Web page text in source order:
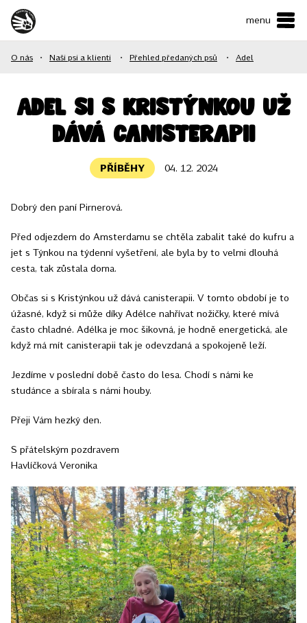
menu
O NÁS
NAŠE SLUŽBY
JAK MŮŽETE POMOCI?
Podpořit
O nás • Naši psi a klienti • Přehled předaných psů • Adel
Adel si s Kristýnkou už
dává canisterapii
PŘÍBĚHY 04. 12. 2024
Dobrý den paní Pirnerová.
Před odjezdem do Amsterdamu se chtěla zabalit také do kufru a
jet s Týnkou na týdenní vyšetření, ale byla by to velmi dlouhá
cesta, tak zůstala doma.
Občas si s Kristýnkou už dává canisterapii. V tomto období je to
úžasné, když si může díky Adélce nahřívat nožičky, které mívá
často chladné. Adélka je moc šikovná, je hodně energetická, ale
když má mít canisterapii tak je odevzdaná a spokojeně leží.
Jezdíme v poslední době často do lesa. Chodí s námi ke
studánce a sbírala s námi houby.
Přeji Vám hezký den.
S přátelským pozdravem
Havlíčková Veronika